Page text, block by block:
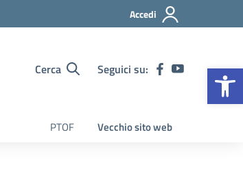
Accedi
Cerca Seguici su:
PTOF Vecchio sito web